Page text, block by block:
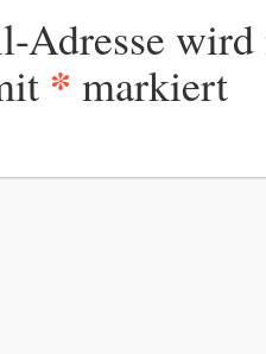
Adresse
* markiert